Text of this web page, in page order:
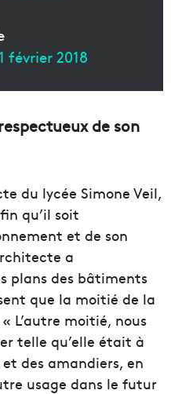
1 février 2018
de son
du lycée Simone Veil,
qu’il soit
et de son
a
plans des bâtiments
que la moitié de la
L’autre moitié, nous
telle qu’elle était à
et des amandiers, en
usage dans le futur